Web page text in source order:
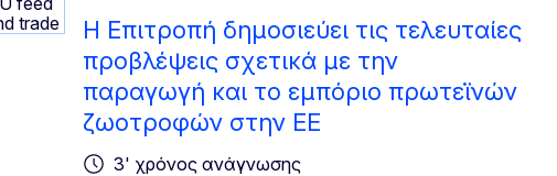
Η Επιτροπή δημοσιεύει τις τελευταίες
προβλέψεις σχετικά με την
παραγωγή και το εμπόριο πρωτεϊνών
ζωοτροφών στην ΕΕ
3' χρόνος ανάγνωσης